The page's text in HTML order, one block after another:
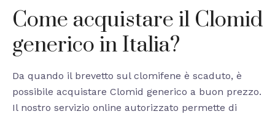
Come acquistare il Clomid
generico in Italia?
Da quando il brevetto sul clomifene è scaduto, è
possibile acquistare Clomid generico a buon prezzo.
Il nostro servizio online autorizzato permette di